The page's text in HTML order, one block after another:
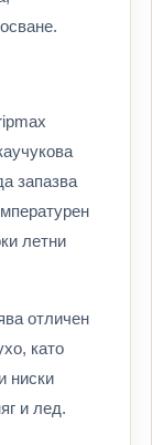
запазва
летни
отличен
като
ниски
и лед.